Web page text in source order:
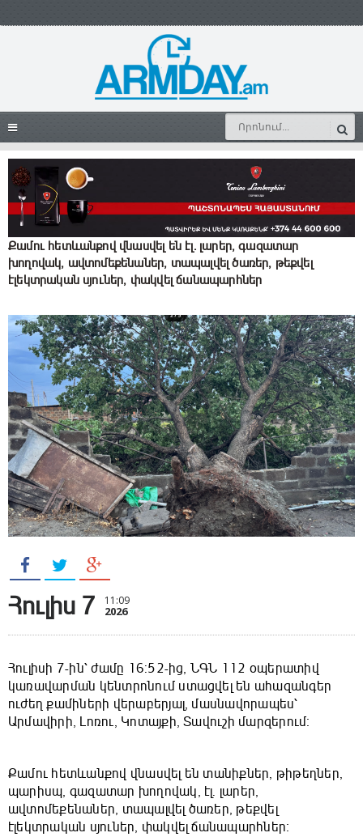
Քամու հետևանքով վնասվել են էլ․ լարեր, գազատար
խողովակ, ավտոմեքենաներ, տապալվել ծառեր, թեքվել
էլեկտրական սյուներ, փակվել ճանապարհներ
Հուլիս 7 11:09
2026
Հուլիսի 7-ին՝ ժամը 16:52-ից, ՆԳՆ 112 օպերատիվ
կառավարման կենտրոնում ստացվել են ահազանգեր
ուժեղ քամիների վերաբերյալ, մասնավորապես՝
Արմավիրի, Լոռու, Կոտայքի, Տավուշի մարզերում։
Քամու հետևանքով վնասվել են տանիքներ, թիթեղներ,
պարիսպ, գազատար խողովակ, էլ․ լարեր,
ավտոմեքենաներ, տապալվել ծառեր, թեքվել
էլեկտրական սյուներ, փակվել ճանապարհներ։